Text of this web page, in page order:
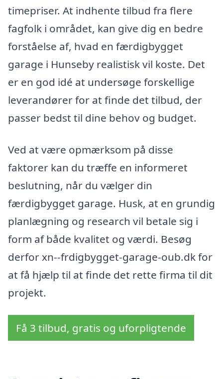
timepriser. At indhente tilbud fra flere
fagfolk i området, kan give dig en bedre
forståelse af, hvad en færdigbygget
garage i Hunseby realistisk vil koste. Det
er en god idé at undersøge forskellige
leverandører for at finde det tilbud, der
passer bedst til dine behov og budget.
Ved at være opmærksom på disse
faktorer kan du træffe en informeret
beslutning, når du vælger din
færdigbygget garage. Husk, at en grundig
planlægning og research vil betale sig i
form af både kvalitet og værdi. Besøg
derfor xn--frdigbygget-garage-oub.dk for
at få hjælp til at finde det rette firma til dit
projekt.
Få 3 tilbud, gratis og uforpligtende